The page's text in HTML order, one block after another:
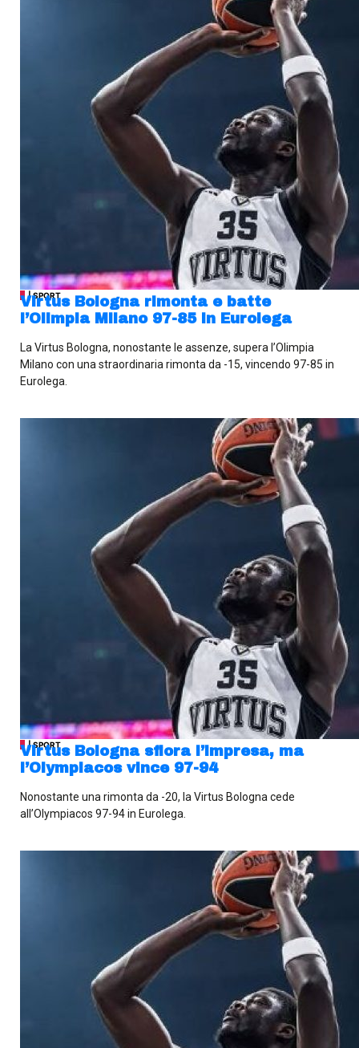
| SPORT
Virtus Bologna rimonta e batte
l’Olimpia Milano 97-85 in Eurolega
La Virtus Bologna, nonostante le assenze, supera l’Olimpia
Milano con una straordinaria rimonta da -15, vincendo 97-85 in
Eurolega.
| SPORT
Virtus Bologna sfiora l’impresa, ma
l’Olympiacos vince 97-94
Nonostante una rimonta da -20, la Virtus Bologna cede
all’Olympiacos 97-94 in Eurolega.